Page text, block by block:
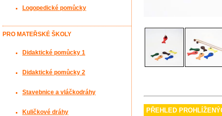
PŘEHLED
Logopedické pomůcky
PRO MATEŘSKÉ ŠKOLY
Didaktické pomůcky 1
Didaktické pomůcky 2
Stavebnice a vláčkodráhy
Kuličkové dráhy